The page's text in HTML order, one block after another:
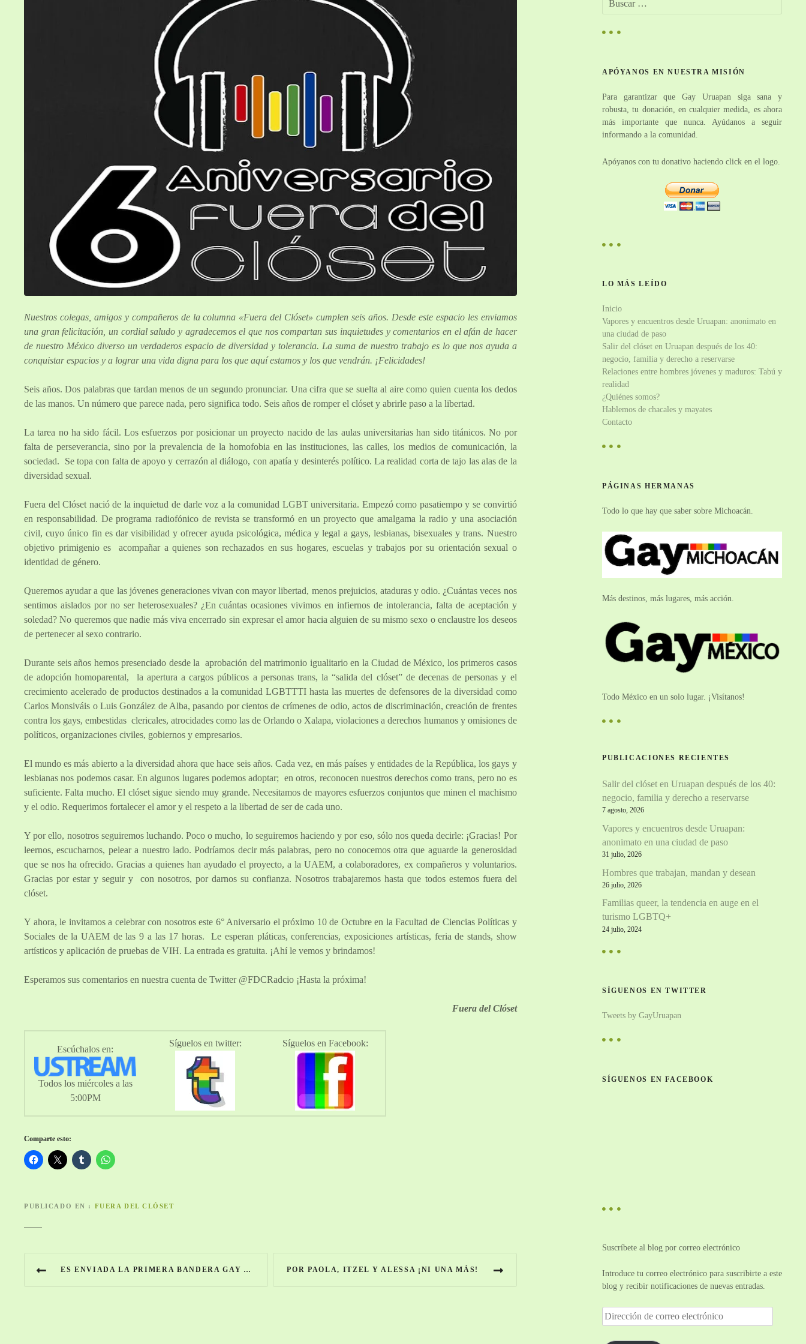
Nuestros colegas, amigos y compañeros de la columna «Fuera del Clóset» cumplen seis años. Desde este espacio les enviamos
una gran felicitación, un cordial saludo y agradecemos el que nos compartan sus inquietudes y comentarios en el afán de hacer
de nuestro México diverso un verdaderos espacio de diversidad y tolerancia. La suma de nuestro trabajo es lo que nos ayuda a
conquistar espacios y a lograr una vida digna para los que aquí estamos y los que vendrán. ¡Felicidades!
Seis años. Dos palabras que tardan menos de un segundo pronunciar. Una cifra que se suelta al aire como quien cuenta los dedos
de las manos. Un número que parece nada, pero significa todo. Seis años de romper el clóset y abrirle paso a la libertad.
La tarea no ha sido fácil. Los esfuerzos por posicionar un proyecto nacido de las aulas universitarias han sido titánicos. No por
falta de perseverancia, sino por la prevalencia de la homofobia en las instituciones, las calles, los medios de comunicación, la
sociedad. Se topa con falta de apoyo y cerrazón al diálogo, con apatía y desinterés político. La realidad corta de tajo las alas de la
diversidad sexual.
Fuera del Clóset nació de la inquietud de darle voz a la comunidad LGBT universitaria. Empezó como pasatiempo y se convirtió
en responsabilidad. De programa radiofónico de revista se transformó en un proyecto que amalgama la radio y una asociación
civil, cuyo único fin es dar visibilidad y ofrecer ayuda psicológica, médica y legal a gays, lesbianas, bisexuales y trans. Nuestro
objetivo primigenio es acompañar a quienes son rechazados en sus hogares, escuelas y trabajos por su orientación sexual o
identidad de género.
Queremos ayudar a que las jóvenes generaciones vivan con mayor libertad, menos prejuicios, ataduras y odio. ¿Cuántas veces nos
sentimos aislados por no ser heterosexuales? ¿En cuántas ocasiones vivimos en infiernos de intolerancia, falta de aceptación y
soledad? No queremos que nadie más viva encerrado sin expresar el amor hacia alguien de su mismo sexo o enclaustre los deseos
de pertenecer al sexo contrario.
Durante seis años hemos presenciado desde la aprobación del matrimonio igualitario en la Ciudad de México, los primeros casos
de adopción homoparental, la apertura a cargos públicos a personas trans, la “salida del clóset” de decenas de personas y el
crecimiento acelerado de productos destinados a la comunidad LGBTTTI hasta las muertes de defensores de la diversidad como
Carlos Monsiváis o Luis González de Alba, pasando por cientos de crímenes de odio, actos de discriminación, creación de frentes
contra los gays, embestidas clericales, atrocidades como las de Orlando o Xalapa, violaciones a derechos humanos y omisiones de
políticos, organizaciones civiles, gobiernos y empresarios.
El mundo es más abierto a la diversidad ahora que hace seis años. Cada vez, en más países y entidades de la República, los gays y
lesbianas nos podemos casar. En algunos lugares podemos adoptar; en otros, reconocen nuestros derechos como trans, pero no es
suficiente. Falta mucho. El clóset sigue siendo muy grande. Necesitamos de mayores esfuerzos conjuntos que minen el machismo
y el odio. Requerimos fortalecer el amor y el respeto a la libertad de ser de cada uno.
Y por ello, nosotros seguiremos luchando. Poco o mucho, lo seguiremos haciendo y por eso, sólo nos queda decirle: ¡Gracias! Por
leernos, escucharnos, pelear a nuestro lado. Podríamos decir más palabras, pero no conocemos otra que aguarde la generosidad
que se nos ha ofrecido. Gracias a quienes han ayudado el proyecto, a la UAEM, a colaboradores, ex compañeros y voluntarios.
Gracias por estar y seguir y con nosotros, por darnos su confianza. Nosotros trabajaremos hasta que todos estemos fuera del
clóset.
Y ahora, le invitamos a celebrar con nosotros este 6° Aniversario el próximo 10 de Octubre en la Facultad de Ciencias Políticas y
Sociales de la UAEM de las 9 a las 17 horas. Le esperan pláticas, conferencias, exposiciones artísticas, feria de stands, show
artísticos y aplicación de pruebas de VIH. La entrada es gratuita. ¡Ahí le vemos y brindamos!
Esperamos sus comentarios en nuestra cuenta de Twitter @FDCRadcio ¡Hasta la próxima!
Fuera del Clóset
Escúchalos en:
Todos los miércoles a las
5:00PM
Síguelos en twitter: Síguelos en Facebook:
Comparte esto:
PUBLICADO EN FUERA DEL CLÓSET
ES ENVIADA LA PRIMERA BANDERA GAY AL ESPACIO, DECLARÁNDOLO LGBTI FRIENDLY POR PAOLA, ITZEL Y ALESSA ¡NI UNA MÁS!
c
:APÓYANOS EN NUESTRA MISIÓN
Para garantizar que Gay Uruapan siga sana y
robusta, tu donación, en cualquier medida, es ahora
más importante que nunca. Ayúdanos a seguir
informando a la comunidad.
Apóyanos con tu donativo haciendo click en el logo.
LO MÁS LEÍDO
Inicio
Vapores y encuentros desde Uruapan: anonimato en
una ciudad de paso
Salir del clóset en Uruapan después de los 40:
negocio, familia y derecho a reservarse
Relaciones entre hombres jóvenes y maduros: Tabú y
realidad
¿Quiénes somos?
Hablemos de chacales y mayates
Contacto
PÁGINAS HERMANAS
Todo lo que hay que saber sobre Michoacán.
Más destinos, más lugares, más acción.
Todo México en un solo lugar. ¡Visítanos!
PUBLICACIONES RECIENTES
Salir del clóset en Uruapan después de los 40:
negocio, familia y derecho a reservarse
7 agosto, 2026
Vapores y encuentros desde Uruapan:
anonimato en una ciudad de paso
31 julio, 2026
Hombres que trabajan, mandan y desean
26 julio, 2026
Familias queer, la tendencia en auge en el
turismo LGBTQ+
24 julio, 2024
SÍGUENOS EN TWITTER
Tweets by GayUruapan
SÍGUENOS EN FACEBOOK
Suscríbete al blog por correo electrónico
Introduce tu correo electrónico para suscribirte a este
blog y recibir notificaciones de nuevas entradas.
D
i